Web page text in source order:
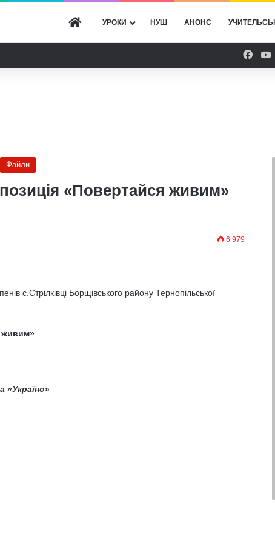
ГОЛОВНА
УРОКИ НУШ АНОНС
Файли
«Повертайся живим»
6 979
с.Стрілківці Борщівського району Тернопільської
живим»
«Україно»